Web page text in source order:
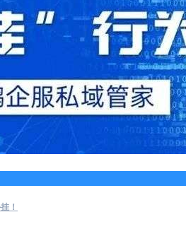
！